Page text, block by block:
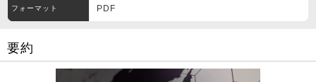
フォーマット PDF
要約